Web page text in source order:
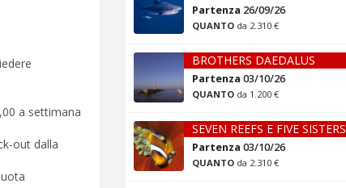
a settimana
out dalla
Partenza 26/09/26
QUANTO da 2.310 €
BROTHERS DAEDALUS
Partenza 03/10/26
QUANTO da 1.200 €
SEVEN REEFS E FIVE SISTERS
Partenza 03/10/26
QUANTO da 2.310 €